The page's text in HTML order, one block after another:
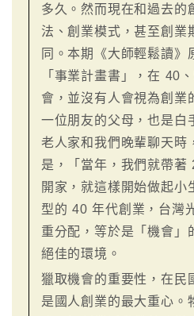
多久。然而現在和過去的
法、創業模式，甚至創業
同。本期《大師輕鬆讀》
「事業計畫書」，在 40
會，並沒有人會視為創業
一位朋友的父母，也是白
老人家和我們晚輩聊天時
是，「當年，我們就帶
開家，就這樣開始做起
型的 40 年代創業，台灣
重分配，等於是「機會」
絕佳的環境。
獵取機會的重要性，在民
是國人創業的最大重心。